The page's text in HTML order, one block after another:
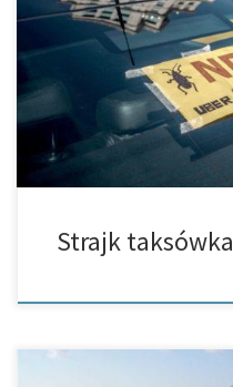
Alicante – Dziki strajk
doprowadził do chaosu na
całkowicie został
strajkiem w samym środku
Strajk